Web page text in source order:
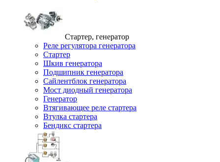
Стартер, генератор
Реле регулятора генератора
Стартер
Шкив генератора
Подшипник генератора
Сайлентблок генератора
Мост диодный генератора
Генератор
Втягивающее реле стартера
Втулка стартера
Бендикс стартера